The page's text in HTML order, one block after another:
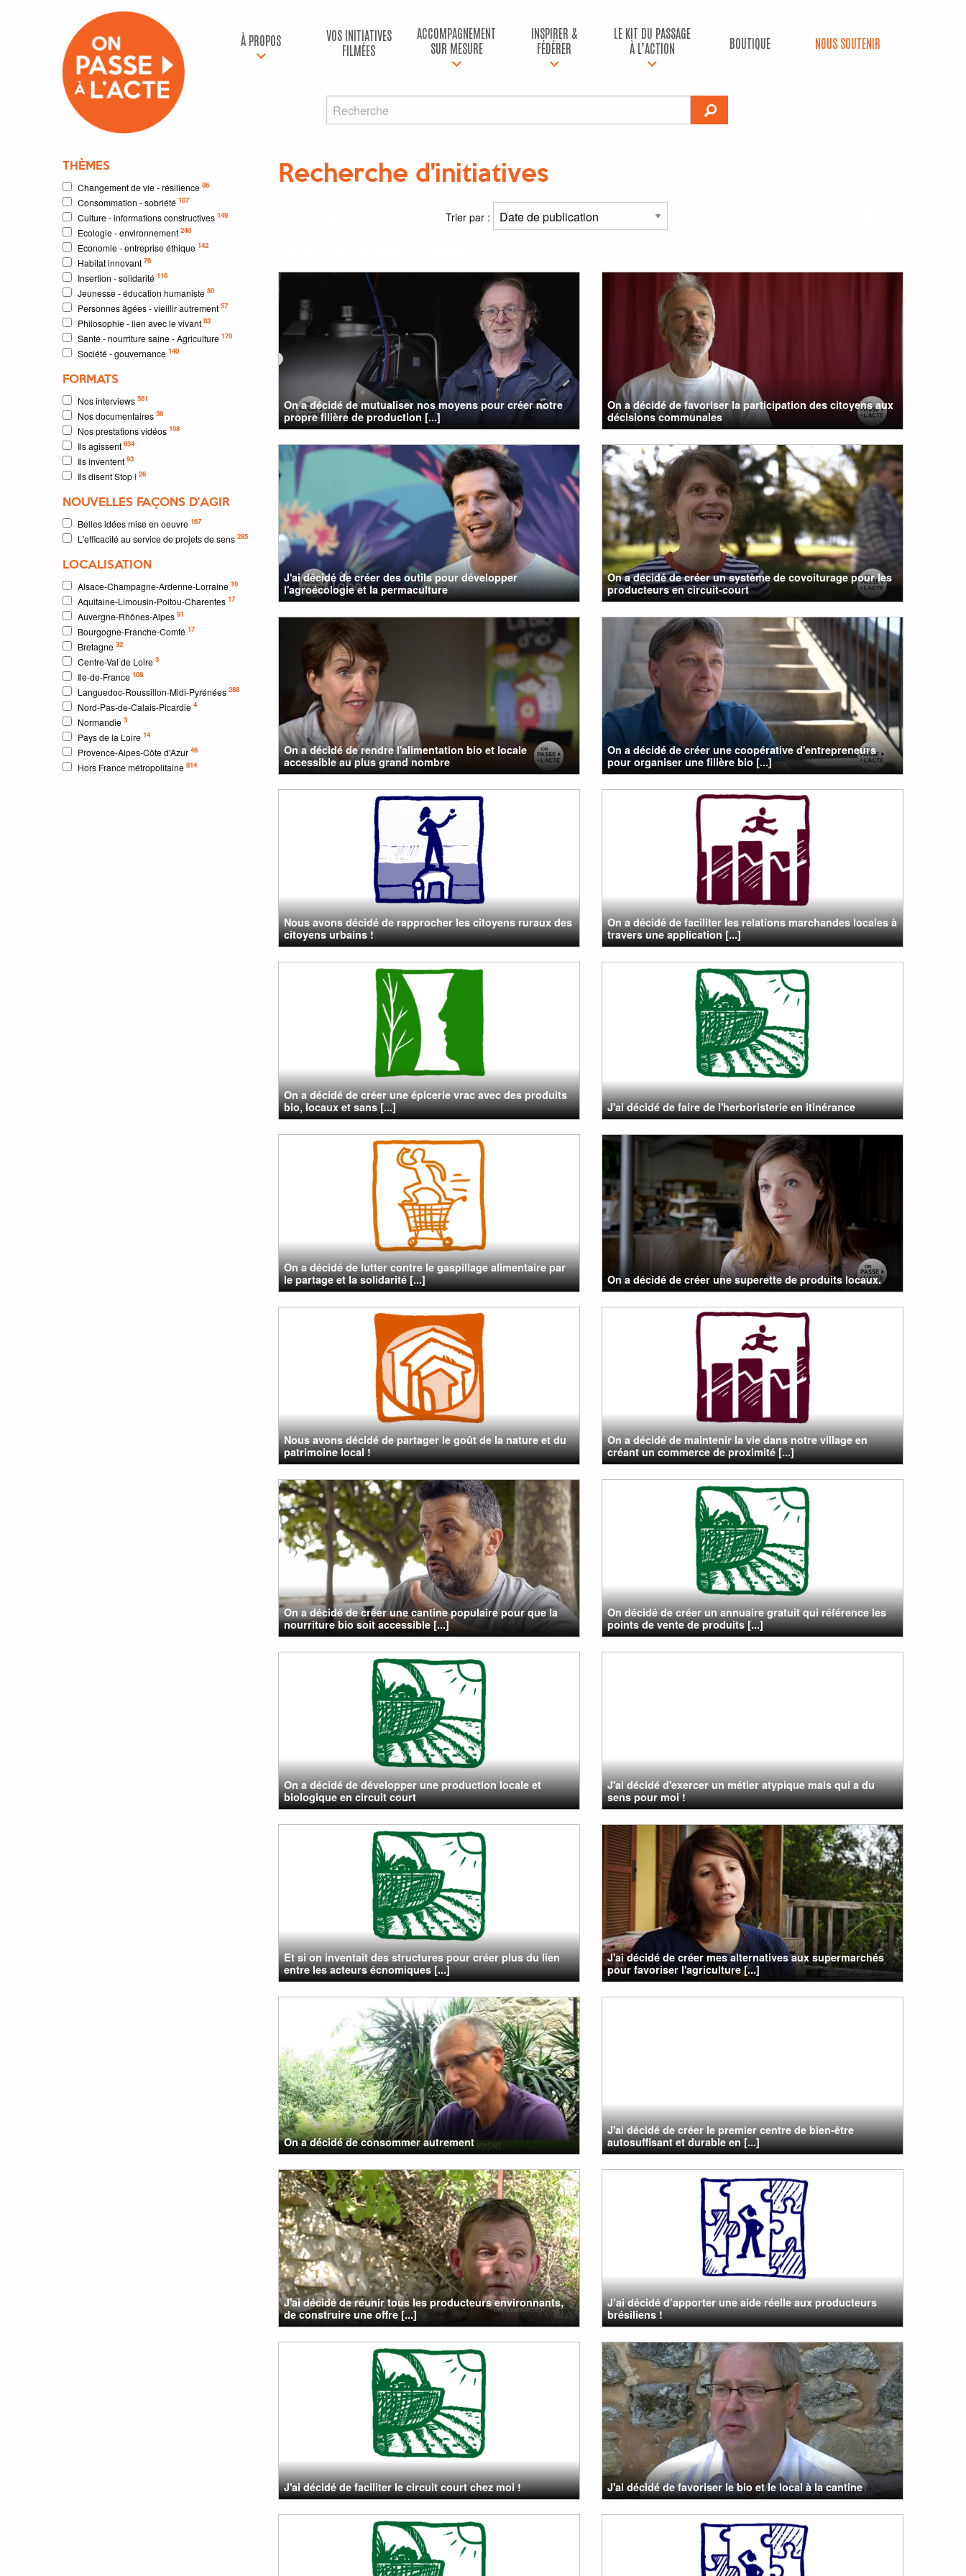
À PROPOS
VOS INITIATIVES
FILMÉES
ACCOMPAGNEMENT
SUR MESURE
INSPIRER &
FÉDÉRER
LE KIT DU PASSAGE
À L’ACTION
BOUTIQUE NOUS SOUTENIR
THÈMES
Changement de vie - résilience 86
Consommation - sobriété 107
Culture - informations constructives 149
Ecologie - environnement 240
Economie - entreprise éthique 142
Habitat innovant 76
Insertion - solidarité 116
Jeunesse - éducation humaniste 80
Personnes âgées - vieillir autrement 57
Philosophie - lien avec le vivant 83
Santé - nourriture saine - Agriculture 170
Société - gouvernance 140
FORMATS
Nos interviews 561
Nos documentaires 36
Nos prestations vidéos 108
Ils agissent 634
Ils inventent 93
Ils disent Stop ! 26
NOUVELLES FAÇONS D'AGIR
Belles idées mise en oeuvre 167
L'efficacité au service de projets de sens 285
LOCALISATION
Alsace-Champagne-Ardenne-Lorraine 10
Aquitaine-Limousin-Poitou-Charentes 17
Auvergne-Rhônes-Alpes 91
Bourgogne-Franche-Comté 17
Bretagne 32
Centre-Val de Loire 3
Ile-de-France 108
Languedoc-Roussillon-Midi-Pyrénées 288
Nord-Pas-de-Calais-Picardie 4
Normandie 3
Pays de la Loire 14
Provence-Alpes-Côte d'Azur 46
Hors France métropolitaine 814
Recherche d'initiatives
Trier par :
On a décidé de mutualiser nos moyens pour créer notre
propre filière de production [...]
On a décidé de favoriser la participation des citoyens aux
décisions communales
J'ai décidé de créer des outils pour développer
l'agroécologie et la permaculture
On a décidé de créer un système de covoiturage pour les
producteurs en circuit-court
On a décidé de rendre l'alimentation bio et locale
accessible au plus grand nombre
On a décidé de créer une coopérative d'entrepreneurs
pour organiser une filière bio [...]
Nous avons décidé de rapprocher les citoyens ruraux des
citoyens urbains !
On a décidé de faciliter les relations marchandes locales à
travers une application [...]
On a décidé de créer une épicerie vrac avec des produits
bio, locaux et sans [...]
J'ai décidé de faire de l'herboristerie en itinérance
On a décidé de lutter contre le gaspillage alimentaire par
le partage et la solidarité [...]
On a décidé de créer une superette de produits locaux.
Nous avons décidé de partager le goût de la nature et du
patrimoine local !
On a décidé de maintenir la vie dans notre village en
créant un commerce de proximité [...]
On a décidé de créer une cantine populaire pour que la
nourriture bio soit accessible [...]
On décidé de créer un annuaire gratuit qui référence les
points de vente de produits [...]
On a décidé de développer une production locale et
biologique en circuit court
J'ai décidé d'exercer un métier atypique mais qui a du
sens pour moi !
Et si on inventait des structures pour créer plus du lien
entre les acteurs écnomiques [...]
J'ai décidé de créer mes alternatives aux supermarchés
pour favoriser l'agriculture [...]
On a décidé de consommer autrement
J'ai décidé de créer le premier centre de bien-être
autosuffisant et durable en [...]
J'ai décidé de réunir tous les producteurs environnants,
de construire une offre [...]
J’ai décidé d’apporter une aide réelle aux producteurs
brésiliens !
J'ai décidé de faciliter le circuit court chez moi ! J'ai décidé de favoriser le bio et le local à la cantine